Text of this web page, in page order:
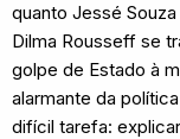
quanto Jessé
Dilma Rousseff se
golpe de Estado à
alarmante da
difícil tarefa: